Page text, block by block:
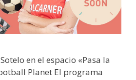
en el espacio «Pasa la
Planet El programa